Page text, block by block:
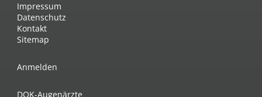
Impressum
Datenschutz
Kontakt
Sitemap
Anmelden
DOK-Augenärzte